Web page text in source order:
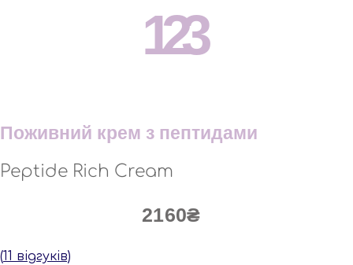
123
Поживний крем з пептидами
Peptide Rich Cream
2160₴
(11 відгуків)